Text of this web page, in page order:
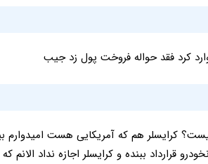
کرد فقد حواله فروخت پول زد جیب
کرایسلر هم که آمریکایی هست امیدوارم
قرارداد ببنده و کرایسلر اجازه نداد